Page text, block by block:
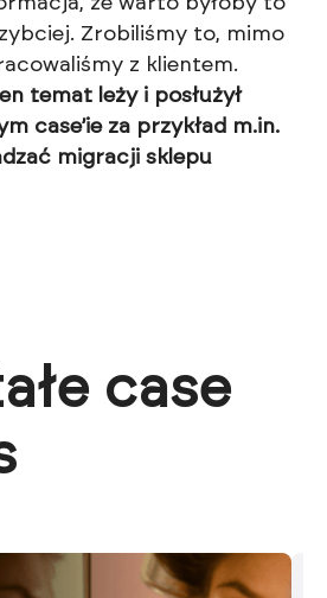
Zrobiliśmy to, mimo
z klientem.
temat leży i posłużył
case’ie za przykład m.in.
migracji sklepu
case